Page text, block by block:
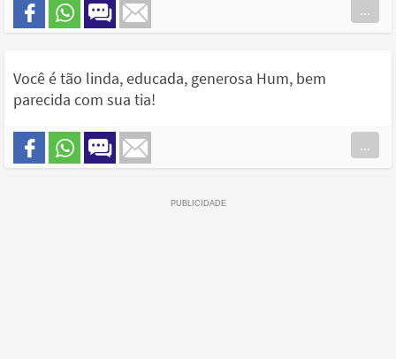
...
Você é tão linda, educada, generosa Hum, bem
parecida com sua tia!
...